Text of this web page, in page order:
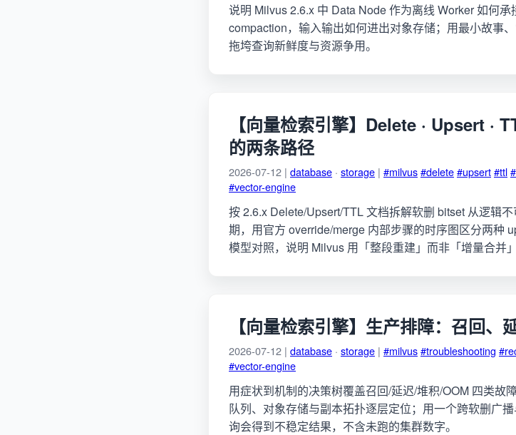
说明 Milvus 2.6.x 中 Data Node 作为离线 Worker 如何
compaction，输入输出如何进出对象存储；用最小故事
拖垮查询新鲜度与资源争用。
【向量检索引擎】Delete · Upsert ·
的两条路径
2026-07-12 | database · storage | #milvus#delete#upsert#ttl
#vector-engine
按 2.6.x Delete/Upsert/TTL 文档拆解软删 bitset 从逻辑
期，用官方 override/merge 内部步骤的时序图区分两种
模型对照，说明 Milvus 用「整段重建」而非「增量合并
【向量检索引擎】生产排障：召回、
2026-07-12 | database · storage | #milvus#troubleshooting
#vector-engine
用症状到机制的决策树覆盖召回/延迟/堆积/OOM 四类故
队列、对象存储与副本拓扑逐层定位；用一个跨软删广
询会得到不稳定结果，不含未跑的集群数字。